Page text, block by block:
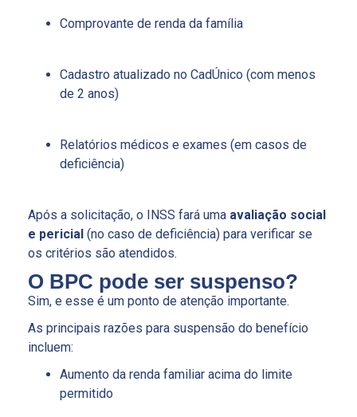
Comprovante de renda da família
Cadastro atualizado no CadÚnico (com menos
de 2 anos)
Relatórios médicos e exames (em casos de
deficiência)
Após a solicitação, o INSS fará uma avaliação social
e pericial (no caso de deficiência) para verificar se
os critérios são atendidos.
O BPC pode ser suspenso?
Sim, e esse é um ponto de atenção importante.
As principais razões para suspensão do benefício
incluem:
Aumento da renda familiar acima do limite
permitido